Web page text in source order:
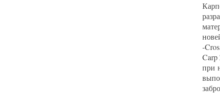
-
при